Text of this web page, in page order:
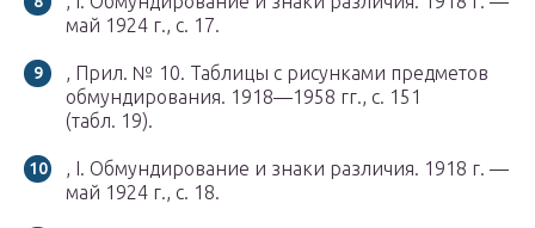
май 1924 г., с. 17.
, Прил. № 10. Таблицы с рисунками предметов
обмундирования. 1918—1958 гг., с. 151
(табл. 19).
, I. Обмундирование и знаки различия. 1918 г. —
май 1924 г., с. 18.